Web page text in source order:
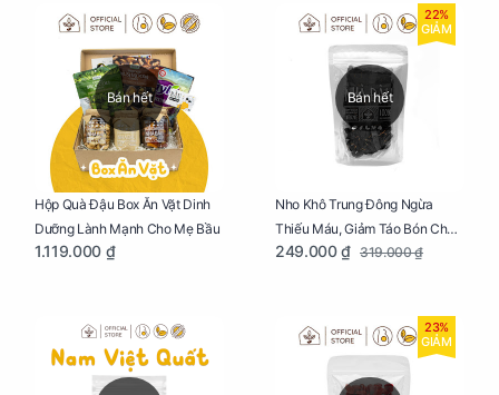
Bán hết
Hộp Quà Đậu Box Ăn Vặt Dinh
Dưỡng Lành Mạnh Cho Mẹ Bầu
1.119.000 ₫
Bán hết
22%
GIẢM
Nho Khô Trung Đông Ngừa
Thiếu Máu, Giảm Táo Bón Cho
Mẹ Bầu Túi 250g
249.000 ₫ 319.000 ₫
23%
GIẢM